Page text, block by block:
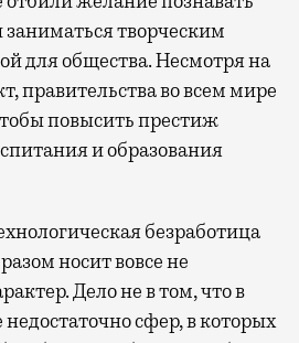
творческим
для общества. Несмотря на
правительства во всем мире
повысить престиж
и образования
безработица
носит вовсе не
Дело не в том, что в
сфер, в которых